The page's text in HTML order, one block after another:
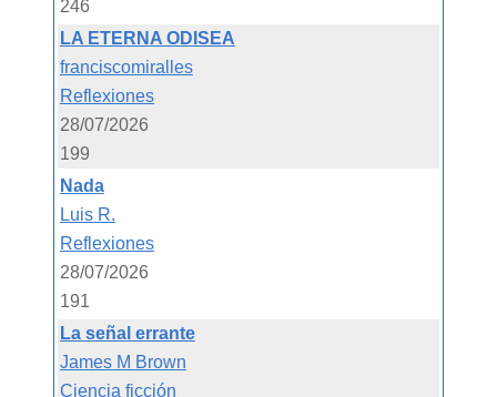
246
LA ETERNA ODISEA
franciscomiralles
Reflexiones
28/07/2026
199
Nada
Luis R.
Reflexiones
28/07/2026
191
La señal errante
James M Brown
Ciencia ficción